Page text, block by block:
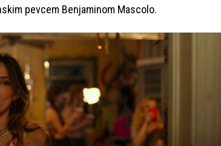
pevcem Benjaminom Mascolo.